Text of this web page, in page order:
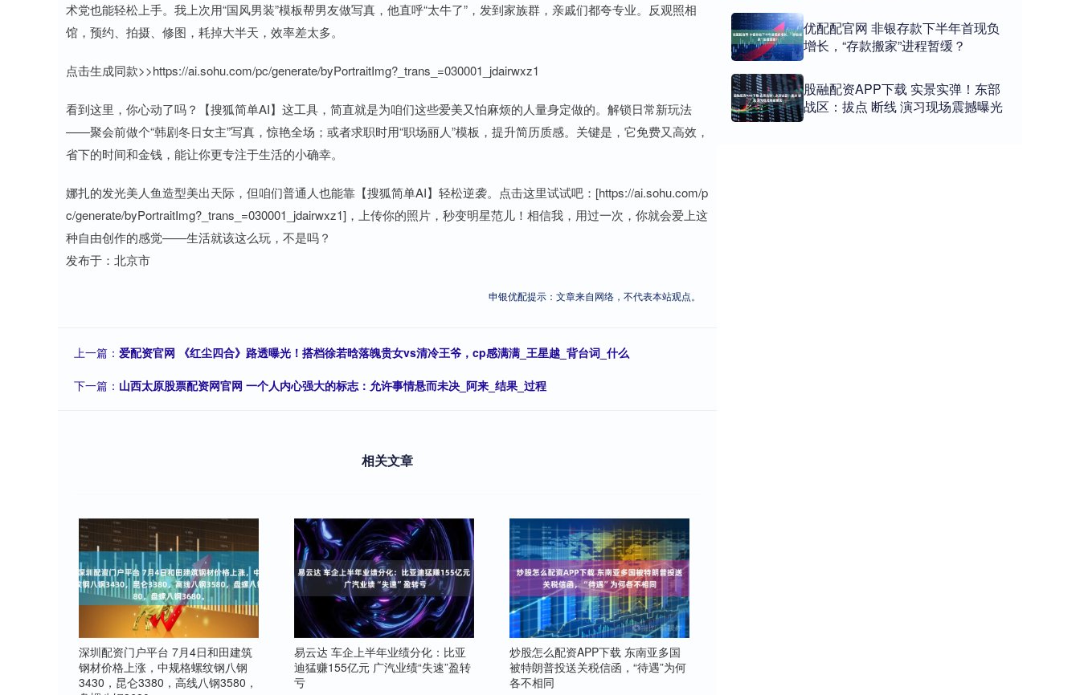
术党也能轻松上手。我上次用“国风男装”模板帮男友做写真，他直呼“太牛了”，发到家族群，亲戚们都夸专业。反观照相
馆，预约、拍摄、修图，耗掉大半天，效率差太多。
点击生成同款>>https://ai.sohu.com/pc/generate/byPortraitImg?_trans_=030001_jdairwxz1
看到这里，你心动了吗？【搜狐简单AI】这工具，简直就是为咱们这些爱美又怕麻烦的人量身定做的。解锁日常新玩法
——聚会前做个“韩剧冬日女主”写真，惊艳全场；或者求职时用“职场丽人”模板，提升简历质感。关键是，它免费又高效，
省下的时间和金钱，能让你更专注于生活的小确幸。
娜扎的发光美人鱼造型美出天际，但咱们普通人也能靠【搜狐简单AI】轻松逆袭。点击这里试试吧：[https://ai.sohu.com/p
c/generate/byPortraitImg?_trans_=030001_jdairwxz1]，上传你的照片，秒变明星范儿！相信我，用过一次，你就会爱上这
种自由创作的感觉——生活就该这么玩，不是吗？
发布于：北京市
申银优配提示：文章来自网络，不代表本站观点。
上一篇： 爱配资官网 《红尘四合》路透曝光！搭档徐若晗落魄贵女vs清冷王爷，cp感满满_王星越_背台词_什么
下一篇： 山西太原股票配资网官网 一个人内心强大的标志：允许事情悬而未决_阿来_结果_过程
相关文章
深圳配资门户平台 7月4日和田建筑
钢材价格上涨，中规格螺纹钢八钢
3430，昆仑3380，高线八钢3580，
易云达 车企上半年业绩分化：比亚
迪猛赚155亿元 广汽业绩“失速”盈转
亏
炒股怎么配资APP下载 东南亚多国
被特朗普投送关税信函，“待遇”为何
各不相同
优配配官网 非银存款下半年首现负
增长，“存款搬家”进程暂缓？
股融配资APP下载 实景实弹！东部
战区：拔点 断线 演习现场震撼曝光